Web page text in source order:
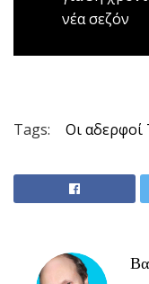
νέα σεζόν
Tags: Οι